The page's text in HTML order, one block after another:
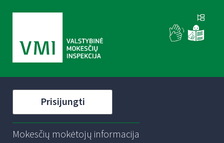
Prisijungti
Mokesčių mokėtojų informacija